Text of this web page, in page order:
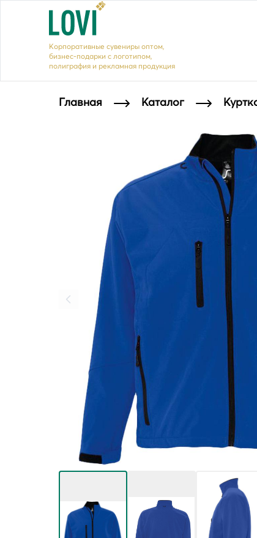
Корпоративные сувениры оптом,
бизнес-подарки с логотипом,
полиграфия и рекламная продукция
Главная Каталог